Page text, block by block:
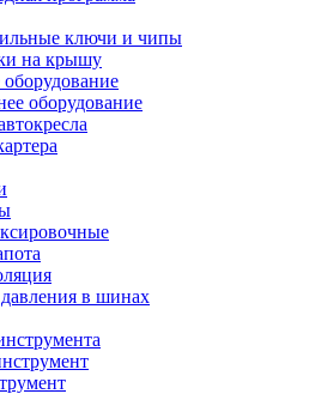
ключи и чипы
на крышу
оборудование
в шинах